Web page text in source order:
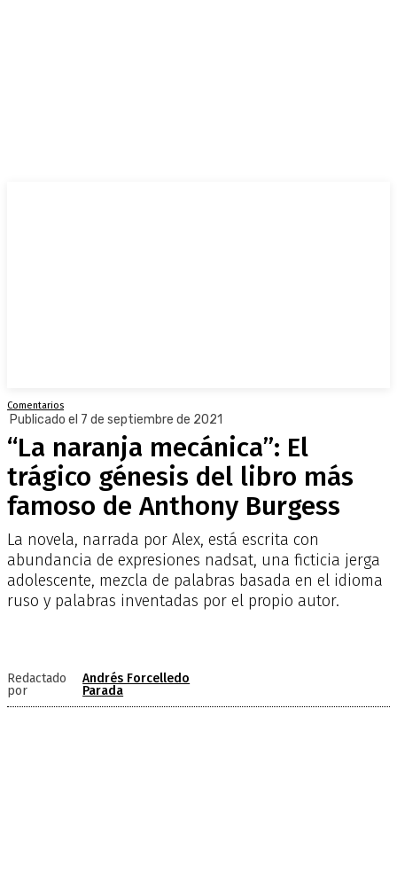
Comentarios
Publicado el 7 de septiembre de 2021
“La naranja mecánica”: El
trágico génesis del libro más
famoso de Anthony Burgess
La novela, narrada por Alex, está escrita con
abundancia de expresiones nadsat, una ficticia jerga
adolescente, mezcla de palabras basada en el idioma
ruso y palabras inventadas por el propio autor.
Redactado
por
Andrés Forcelledo
Parada